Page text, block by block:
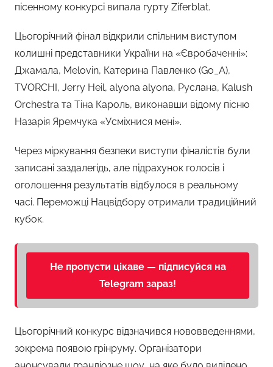
пісенному конкурсі випала гурту Ziferblat.
Цьогорічний фінал відкрили спільним виступом
колишні представники України на «Євробаченні»:
Джамала, Melovin, Катерина Павленко (Go_A),
TVORCHI, Jerry Heil, alyona alyona, Руслана, Kalush
Orchestra та Тіна Кароль, виконавши відому пісню
Назарія Яремчука «Усміхнися мені».
Через міркування безпеки виступи фіналістів були
записані заздалегідь, але підрахунок голосів і
оголошення результатів відбулося в реальному
часі. Переможці Нацвідбору отримали традиційний
кубок.
Не пропусти цікаве — підписуйся на
Telegram зараз!
Цьогорічний конкурс відзначився нововведеннями,
зокрема появою грінруму. Організатори